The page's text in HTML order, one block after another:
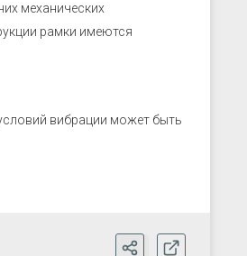
механических
рамки имеются
вибрации может быть